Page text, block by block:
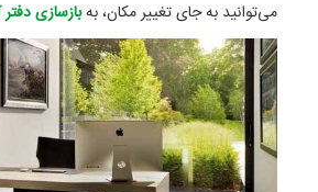
می‌توانید به جای تغییر مکان، بهبازسازی دفتر